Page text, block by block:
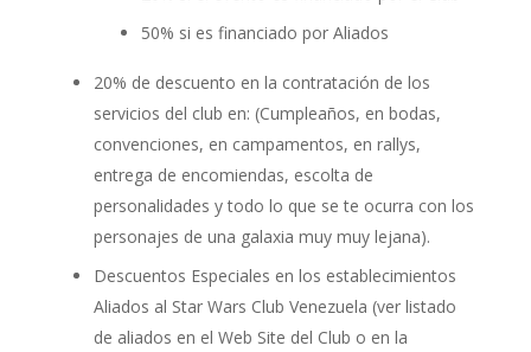
50% si es financiado por Aliados
20% de descuento en la contratación de los
servicios del club en: (Cumpleaños, en bodas,
convenciones, en campamentos, en rallys,
entrega de encomiendas, escolta de
personalidades y todo lo que se te ocurra con los
personajes de una galaxia muy muy lejana).
Descuentos Especiales en los establecimientos
Aliados al Star Wars Club Venezuela (ver listado
de aliados en el Web Site del Club o en la